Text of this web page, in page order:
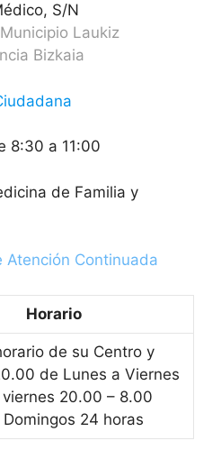
S/N
Laukiz
Bizkaia
8:30 a 11:00
de Familia y
Atención Continuada
Horario
de su Centro y
de Lunes a Viernes
viernes 20.00 – 8.00
24 horas